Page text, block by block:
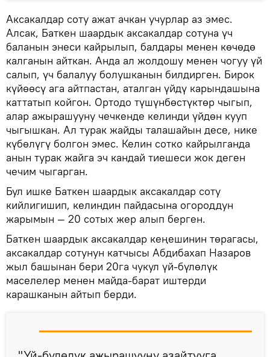
Аксакалдар соту ажат ачкан учурлар аз эмес.
Алсак, Баткен шаардык аксакалдар сотуна үч
баланын энеси кайрылып, балдары менен көчөдө
калганын айткан. Анда ал жолдошу менен чогуу үй
салып, үч балалуу болушканын билдирген. Бирок
күйөөсү ага айтпастан, аталган үйдү карындашына
каттатып койгон. Ортодо түшүнбөстүктөр чыгып,
алар ажырашууну чечкенде келинди үйдөн кууп
чыгышкан. Ал турак жайды талашайын десе, нике
күбөлүгү болгон эмес. Келин сотко кайрылганда
анын турак жайга эч кандай тиешеси жок деген
чечим чыгарган.
Бул ишке Баткен шаардык аксакалдар соту
кийлигишип, келиндин пайдасына огороддун
жарымын — 20 сотых жер алып берген.
Баткен шаардык аксакалдар кеңешинин төрагасы,
аксакалдар сотунун катчысы Абдибахап Назаров
жыл башынан бери 20га чукул үй-бүлөлүк
маселелер менен майда-барат иштерди
карашканын айтып берди.